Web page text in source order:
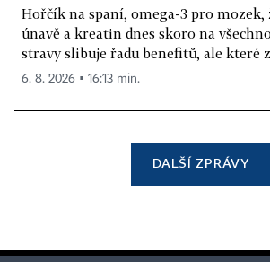
Hořčík na spaní, omega-3 pro mozek,
únavě a kreatin dnes skoro na
stravy slibuje řadu benefitů, ale které
6. 8. 2026 ▪ 16:13 min.
DALŠÍ ZPRÁVY